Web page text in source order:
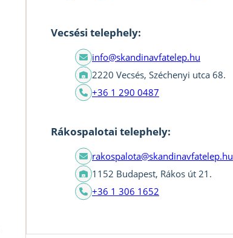
Vecsési telephely:
info@skandinavfatelep.hu
2220 Vecsés, Széchenyi utca 68.
+36 1 290 0487
Rákospalotai telephely:
rakospalota@skandinavfatelep.hu
1152 Budapest, Rákos út 21.
+36 1 306 1652